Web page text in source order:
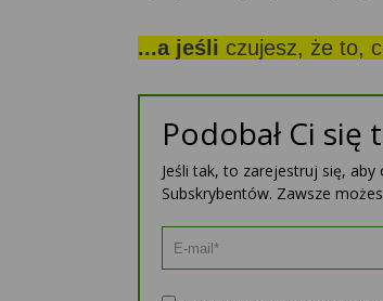
...a jeśli czujesz, że to,
Podobał Ci się
Jeśli tak, to zarejestruj się,
Subskrybentów. Zawsze